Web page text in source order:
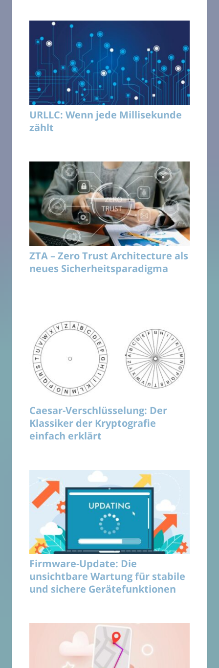
URLLC: Wenn jede Millisekunde
zählt
ZTA – Zero Trust Architecture als
neues Sicherheitsparadigma
Caesar-Verschlüsselung: Der
Klassiker der Kryptografie
einfach erklärt
Firmware-Update: Die
unsichtbare Wartung für stabile
und sichere Gerätefunktionen